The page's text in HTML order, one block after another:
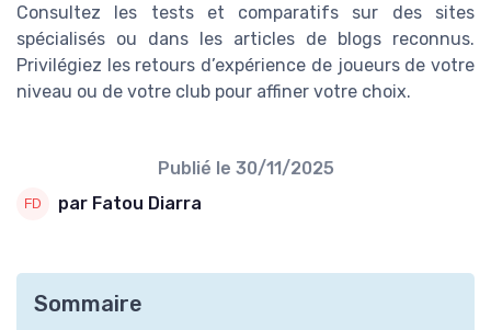
Consultez les tests et comparatifs sur des sites
spécialisés ou dans les articles de blogs reconnus.
Privilégiez les retours d’expérience de joueurs de votre
niveau ou de votre club pour affiner votre choix.
Publié le 30/11/2025
par Fatou Diarra
Sommaire